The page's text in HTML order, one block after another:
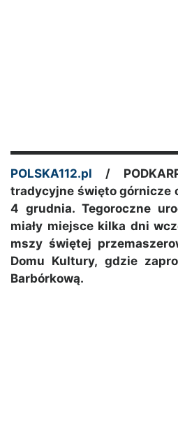
POLSKA112.pl /
tradycyjne święto górnicze
4 grudnia. Tegoroczne
miały miejsce kilka dni
mszy świętej
Domu Kultury, gdzie
Barbórkową.